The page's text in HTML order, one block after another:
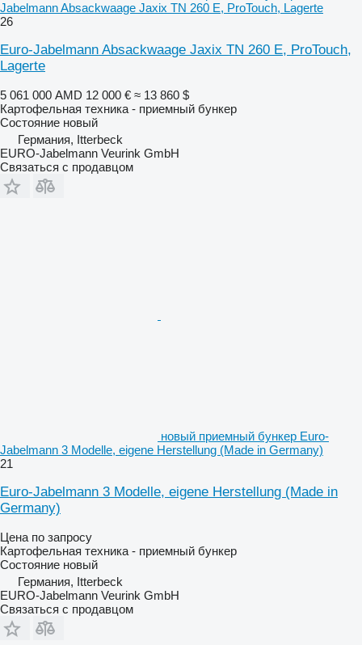
Jabelmann Absackwaage Jaxix TN 260 E, ProTouch, Lagerte
26
Euro-Jabelmann Absackwaage Jaxix TN 260 E, ProTouch,
Lagerte
5 061 000 AMD 12 000 € ≈ 13 860 $
Картофельная техника - приемный бункер
Состояние новый
Германия, Itterbeck
EURO-Jabelmann Veurink GmbH
Связаться с продавцом
новый приемный бункер Euro-
Jabelmann 3 Modelle, eigene Herstellung (Made in Germany)
21
Euro-Jabelmann 3 Modelle, eigene Herstellung (Made in
Germany)
Цена по запросу
Картофельная техника - приемный бункер
Состояние новый
Германия, Itterbeck
EURO-Jabelmann Veurink GmbH
Связаться с продавцом